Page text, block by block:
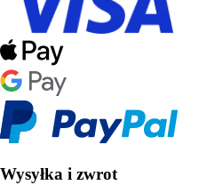
Wysyłka i zwrot